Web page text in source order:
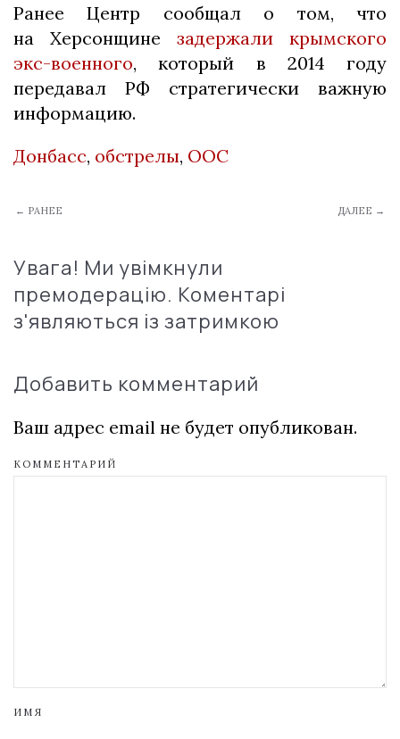
Ранее Центр сообщал о том, что
на Херсонщине задержали крымского
экс-военного, который в 2014 году
передавал РФ стратегически важную
информацию.
Донбасс, обстрелы, ООС
← РАНЕЕ ДАЛЕЕ →
Увага! Ми увімкнули
премодерацію. Коментарі
з'являються із затримкою
Добавить комментарий
Ваш адрес email не будет опубликован.
КОММЕНТАРИЙ
ИМЯ